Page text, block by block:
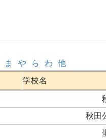
ま や ら わ
他
学校名
秋田